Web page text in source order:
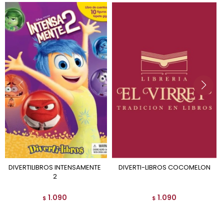
DIVERTILIBROS INTENSAMENTE
2
$ 1.090
DIVERTI-LIBROS COCOMELON
$ 1.090